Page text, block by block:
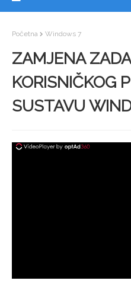
Početna Windows 7
ZAMJENA
KORISNIČKOG
SUSTAVU